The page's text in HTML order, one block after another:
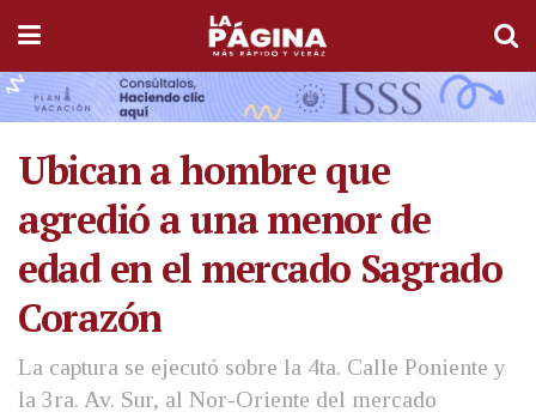
Ubican a hombre que
agredió a una menor de
edad en el mercado Sagrado
Corazón
La captura se ejecutó sobre la 4ta. Calle Poniente y
la 3ra. Av. Sur, al Nor-Oriente del mercado